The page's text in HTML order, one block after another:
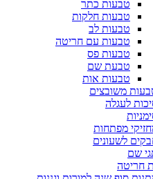
טבעות כתר
טבעות חלקות
טבעות לב
טבעות עם חריטה
טבעות פס
טבעת שם
טבעות אות
משובצים
לעגלה
מפתחות
לשעונים
שם
חריטה